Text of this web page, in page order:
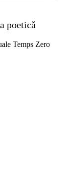
poetică
Temps Zero